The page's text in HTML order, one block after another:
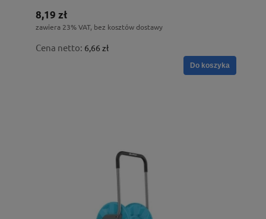
8,19 zł
zawiera 23% VAT, bez kosztów dostawy
Cena netto: 6,66 zł
Do koszyka